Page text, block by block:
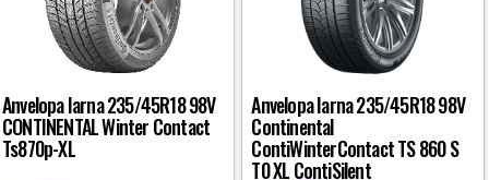
Anvelopa Iarna 235/45R18 98V
CONTINENTAL Winter Contact
Ts870p-XL
Anvelopa Iarna 235/45R18 98V
Continental
ContiWinterContact TS 860 S
T0 XL ContiSilent